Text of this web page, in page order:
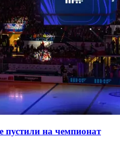
пустили на чемпионат